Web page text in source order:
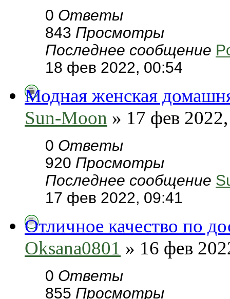
0 Ответы
843 Просмотры
Последнее сообщение
18 фев 2022, 00:54
Модная женская
Sun-Moon » 17 фев
0 Ответы
920 Просмотры
Последнее сообщение
17 фев 2022, 09:41
Отличное качество по
Oksana0801 » 16 фев
0 Ответы
855 Просмотры